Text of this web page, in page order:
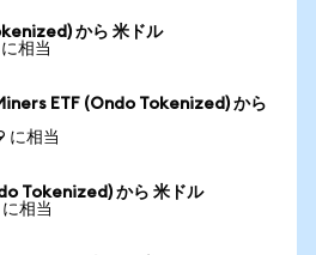
から 米ドル
相当
ETF (Ondo Tokenized) から
に相当
Tokenized) から 米ドル
相当